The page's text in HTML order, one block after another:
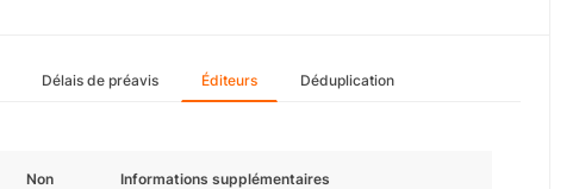
Délais de préavis Éditeurs Déduplication
Non Informations supplémentaires